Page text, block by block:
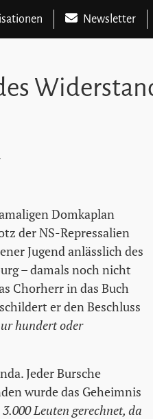
Newsletter
Domkaplan
der NS-Repressalien
Jugend anlässlich des
– damals noch nicht
Chorherr in das Buch
er den Beschluss
hundert oder
Jeder Bursche
wurde das Geheimnis
Leuten gerechnet, da